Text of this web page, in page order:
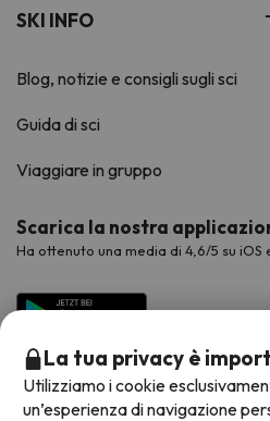
SKI INFO
Blog, notizie e consigli sugli sci
Guida di sci
Viaggiare in gruppo
Scarica la nostra
Ha ottenuto una media di 4,6/5 su iOS
La tua privacy è
Utilizziamo i cookie
un’esperienza di navigazione